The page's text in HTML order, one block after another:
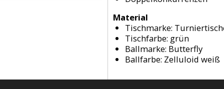
Material
Tischmarke:
Tischfarbe: grün
Ballmarke: Butterfly
Ballfarbe: Zelluloid weiß